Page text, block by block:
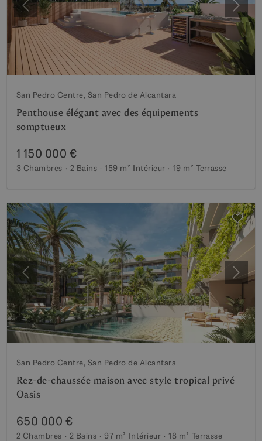
Précédent
San Pedro Centre, San Pedro de Alcantara
Penthouse élégant avec des équipements
somptueux
1 150 000 €
3 Chambres 2 Bains 159 m² Intérieur 19 m² Terrasse
Précédent
San Pedro Centre, San Pedro de Alcantara
Rez-de-chaussée maison avec style tropical privé
Oasis
650 000 €
2 Chambres 2 Bains 97 m² Intérieur 18 m² Terrasse